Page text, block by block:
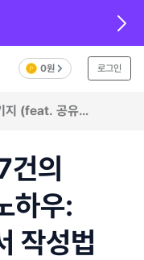
0원 로그인
지 (feat. 공유
의
하우:
작성법